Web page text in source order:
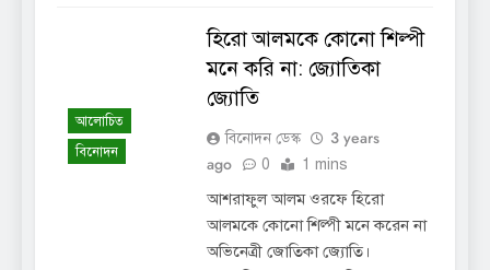
আলোচিত
বিনোদন
হিরো আলমকে কোনো শিল্পী
মনে করি না: জ্যোতিকা
জ্যোতি
বিনোদন ডেস্ক
3 years
ago
0 1 mins
আশরাফুল আলম ওরফে হিরো
আলমকে কোনো শিল্পী মনে করেন না
অভিনেত্রী জোতিকা জ্যোতি।